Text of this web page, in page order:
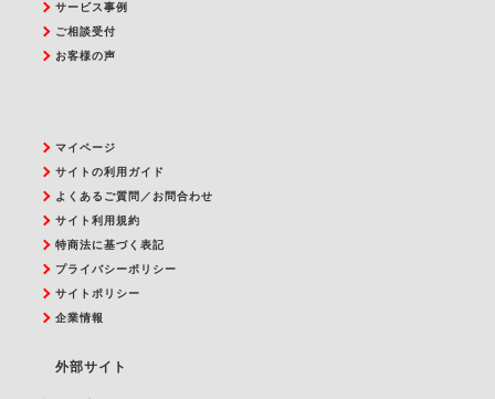
サービス事例
ご相談受付
お客様の声
マイページ
サイトの利用ガイド
よくあるご質問／お問合わせ
サイト利用規約
特商法に基づく表記
プライバシーポリシー
サイトポリシー
企業情報
外部サイト